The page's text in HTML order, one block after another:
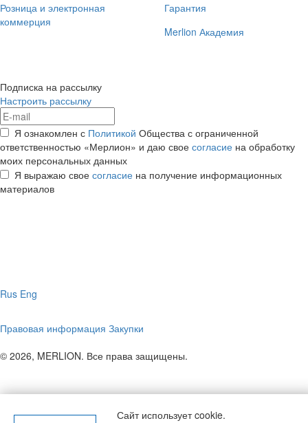
Розница и электронная
коммерция
Гарантия
Merlion Академия
Подписка на рассылку
Настроить рассылку
Я ознакомлен с Политикой Общества с ограниченной
ответственностью «Мерлион» и даю свое согласие на обработку
моих персональных данных
Я выражаю свое согласие на получение информационных
материалов
Rus Eng
Правовая информация Закупки
© 2026, MERLION. Все права защищены.
Сайт использует cookie.